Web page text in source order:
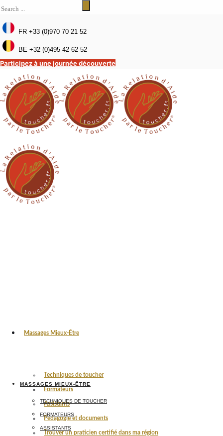
FR +33 (0)970 70 21 52
BE +32 (0)495 42 62 52
Participez à une journée découverte
Massages Mieux-Être
Techniques de toucher
Formateurs
Assistants
Pédagogie et documents
Trouver un praticien certifié dans ma région
MASSAGES MIEUX-ÊTRE
TECHNIQUES DE TOUCHER
FORMATEURS
ASSISTANTS